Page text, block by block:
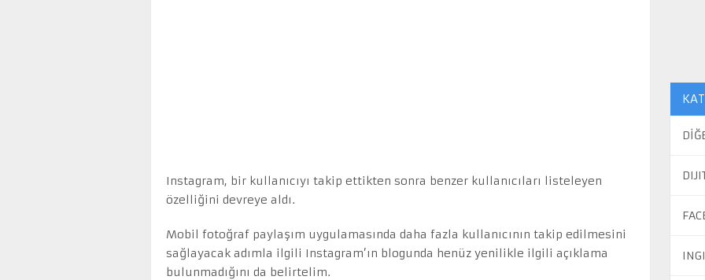
Instagram, bir kullanıcıyı takip ettikten sonra benzer kullanıcıları listeleyen
özelliğini devreye aldı.
Mobil fotoğraf paylaşım uygulamasında daha fazla kullanıcının takip edilmesini
sağlayacak adımla ilgili Instagram’ın blogunda henüz yenilikle ilgili açıklama
bulunmadığını da belirtelim.